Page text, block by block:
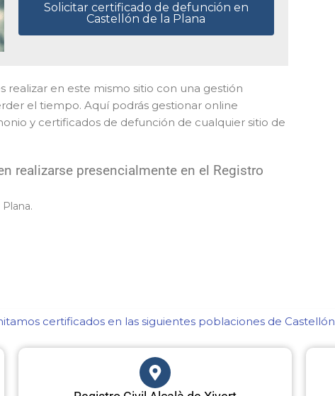
Solicitar certificado de defunción en
Castellón de la Plana
realizar en este mismo sitio con una gestión
el tiempo. Aquí podrás gestionar online
y certificados de defunción de cualquier sitio de
realizarse presencialmente en el Registro
certificados en las siguientes poblaciones de Castellón​